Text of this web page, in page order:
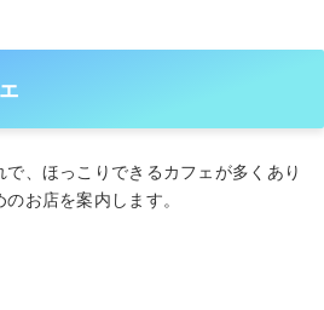
、ほっこりできるカフェが多くあり
お店を案内します。